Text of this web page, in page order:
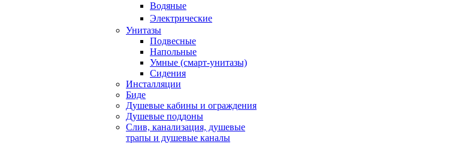
ㅤВодяные
ㅤЭлектрические
Унитазы
Подвесные
Напольные
Умные (смарт-унитазы)
Сидения
Инсталляции
Биде
Душевые кабины и ограждения
Душевые поддоны
Слив, канализация, душевые
трапы и душевые каналы